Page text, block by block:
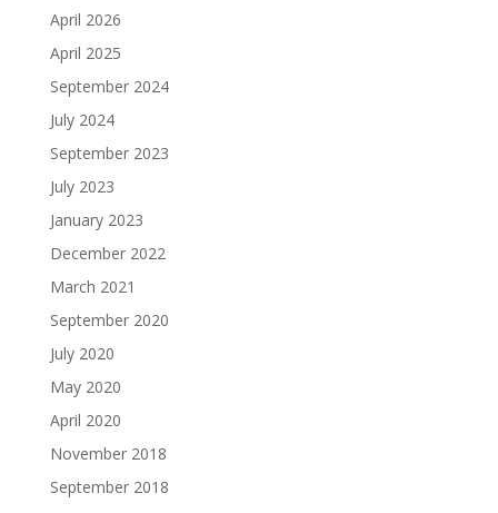
April 2026
April 2025
September 2024
July 2024
September 2023
July 2023
January 2023
December 2022
March 2021
September 2020
July 2020
May 2020
April 2020
November 2018
September 2018